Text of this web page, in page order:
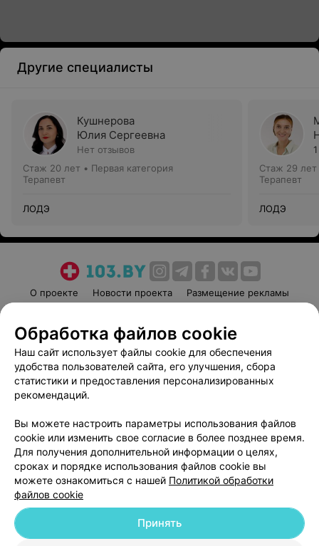
Другие специалисты
Кушнерова
Юлия Сергеевна
Нет отзывов
Стаж 20 лет • Первая категория
Терапевт
ЛОДЭ
Стаж 29 лет
Терапевт
ЛОДЭ
О проекте Новости проекта
Размещение рекламы
Пользовательское соглашение
Способы оплаты
Вакансии
Партнеры
Написать руководителю 103.by
Обработка персональных данных
© 2026 ООО «Артокс Лаб», УНП 191700409
| 220012, Республика Беларусь,
Обработка файлов cookie
Наш сайт использует файлы cookie для обеспечения
удобства пользователей сайта, его улучшения, сбора
статистики и предоставления персонализированных
рекомендаций.
Вы можете настроить параметры использования файлов
cookie или изменить свое согласие в более позднее время.
Для получения дополнительной информации о целях,
сроках и порядке использования файлов cookie вы
можете ознакомиться с нашей Политикой обработки
файлов cookie
Принять